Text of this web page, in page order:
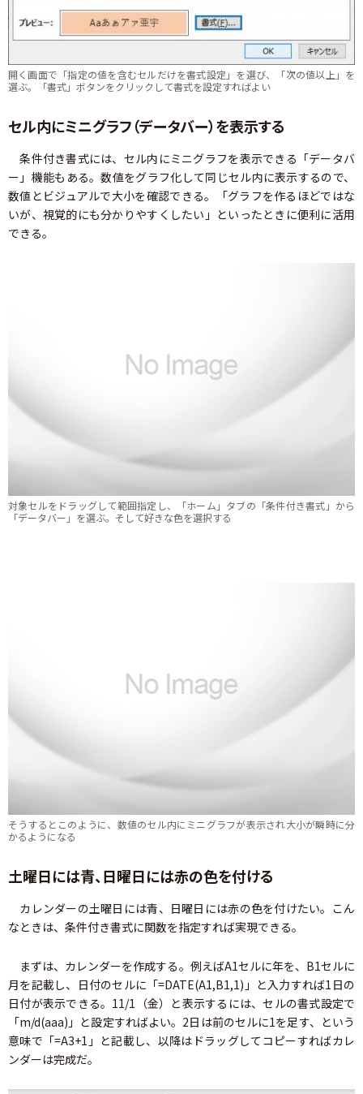
開く画面で「指定の値を含むセルだけを書式設定」を選び、「次の値以上」を
選ぶ。「書式」ボタンをクリックして書式を設定すればよい
セル内にミニグラフ（データバー）を表示する
条件付き書式には、セル内にミニグラフを表示できる「データバ
ー」機能もある。数値をグラフ化して同じセル内に表示するので、
数値とビジュアルで大小を確認できる。「グラフを作るほどではな
いが、視覚的にも分かりやすくしたい」といったときに便利に活用
できる。
対象セルをドラッグして範囲指定し、「ホーム」タブの「条件付き書式」から
「データバー」を選ぶ。そして好きな色を選択する
そうするとこのように、数値のセル内にミニグラフが表示され大小が瞬時に分
かるようになる
土曜日には青、日曜日には赤の色を付ける
カレンダーの土曜日には青、日曜日には赤の色を付けたい。こん
なときは、条件付き書式に関数を指定すれば実現できる。
まずは、カレンダーを作成する。例えばA1セルに年を、B1セルに
月を記載し、日付のセルに「=DATE(A1,B1,1)」と入力すれば1日の
日付が表示できる。11/1（金）と表示するには、セルの書式設定で
「m/d(aaa)」と設定すればよい。2日は前のセルに1を足す、という
意味で「=A3+1」と記載し、以降はドラッグしてコピーすればカレ
ンダーは完成だ。